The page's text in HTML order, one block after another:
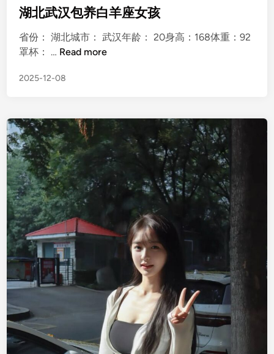
t
d
i
湖北武汉包养白羊座女孩
省份： 湖北城市： 武汉年龄： 20身高：168体重：92
罩杯： … 湖
武
养
白
羊
座
女
孩
Read more
2025-12-08